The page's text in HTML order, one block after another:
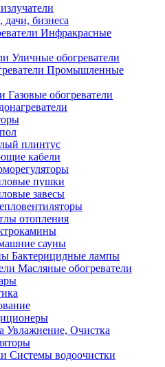
дачи, бизнеса
Инфракрасные
Уличные обогреватели
Промышленные
Газовые обогреватели
плинтус
кабели
пушки
завесы
отопления
сауны
Бактерицидные лампы
Масляные обогреватели
Увлажнение, Очистка
Системы водоочистки